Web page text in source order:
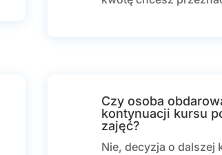
Czy osoba
kontynuacji kursu
zajęć?
Nie, decyzja o dalszej